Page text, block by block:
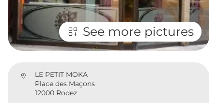
See more pictures
LE PETIT MOKA
Place des Maçons
12000 Rodez